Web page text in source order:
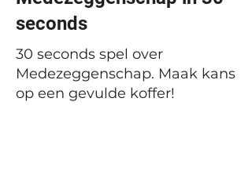
seconds
30 seconds spel over
Medezeggenschap. Maak kans
op een gevulde koffer!